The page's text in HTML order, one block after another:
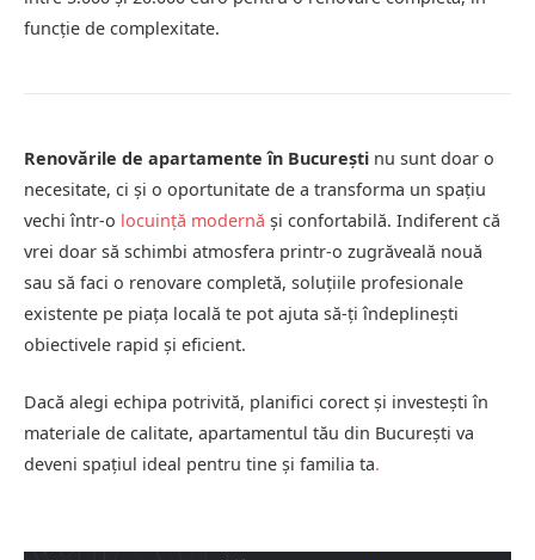
funcție de complexitate.
Renovările de apartamente în București nu sunt doar o
necesitate, ci și o oportunitate de a transforma un spațiu
vechi într-o locuință modernă și confortabilă. Indiferent că
vrei doar să schimbi atmosfera printr-o zugrăveală nouă
sau să faci o renovare completă, soluțiile profesionale
existente pe piața locală te pot ajuta să-ți îndeplinești
obiectivele rapid și eficient.
Dacă alegi echipa potrivită, planifici corect și investești în
materiale de calitate, apartamentul tău din București va
deveni spațiul ideal pentru tine și familia ta.